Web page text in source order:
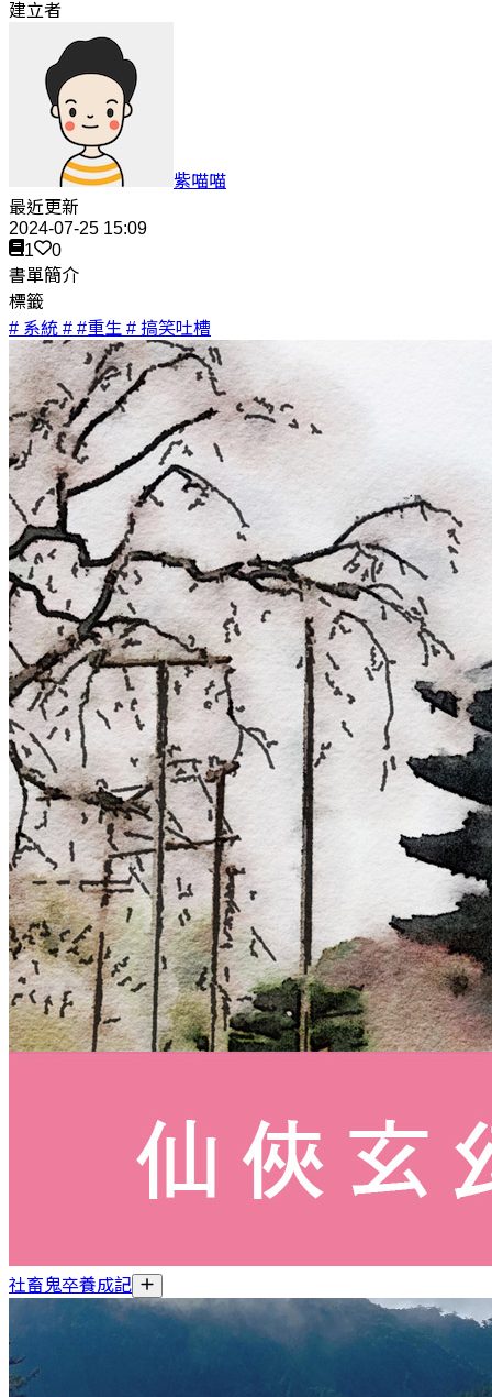
建立者
紫喵喵
最近更新
2024-07-25 15:09
1
0
書單簡介
標籤
# 系統 # #重生 # 搞笑吐槽
社畜鬼卒養成記